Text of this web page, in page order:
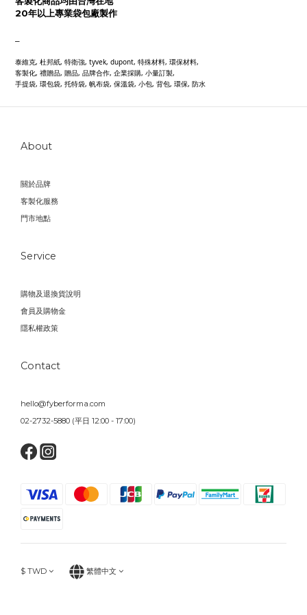
20年以上專業袋包廠製作
泰維克, 杜邦紙, 特衛強, tyvek, dupont, 特殊材料, 環保材料,
客製化, 禮贈品, 贈品, 品牌合作, 企業採購, 小量訂製,
手提袋, 環包袋, 托特袋, 帆布袋, 保溫袋, 小包, 背包, 環保, 防水
About
關於品牌
客製化服務
門市地點
Service
購物及退換貨說明
會員及購物金
隱私權政策
Contact
hello@fyberforma.com
02-2732-5880 (平日 12:00 - 17:00)
$ TWD 繁體中文